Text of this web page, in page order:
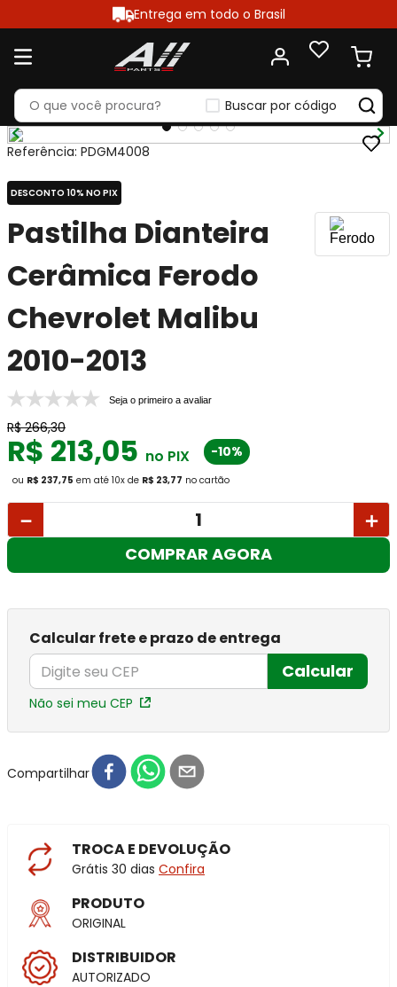
Entrega em todo o Brasil
Buscar por código
Referência: PDGM4008
DESCONTO 10% NO PIX
Pastilha Dianteira
Cerâmica Ferodo
Chevrolet Malibu
2010-2013
Seja o primeiro a avaliar
R$ 266,30
R$ 213,05 no PIX -10%
ou R$ 237,75 em até 10x de R$ 23,77 no cartão
＋
－
COMPRAR AGORA
Calcular frete e prazo de entrega
Calcular
Não sei meu CEP
Compartilhar
TROCA E DEVOLUÇÃO
Grátis 30 dias Confira
PRODUTO
ORIGINAL
DISTRIBUIDOR
AUTORIZADO